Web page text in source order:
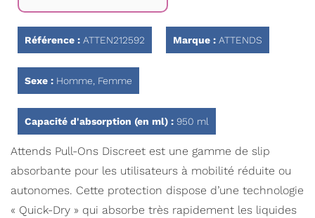
la
Galerie
d’images
Référence : ATTEN212592 Marque : ATTENDS
Sexe : Homme, Femme
Capacité d'absorption (en ml) : 950 ml
Attends Pull-Ons Discreet est une gamme de slip
absorbante pour les utilisateurs à mobilité réduite ou
autonomes. Cette protection dispose d’une technologie
« Quick-Dry » qui absorbe très rapidement les liquides